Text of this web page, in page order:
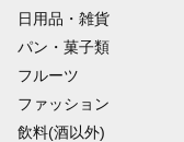
日用品・雑貨
パン・菓子類
フルーツ
ファッション
飲料(酒以外)